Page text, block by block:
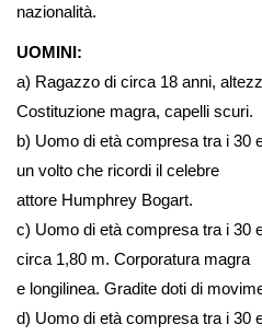
nazionalità.
UOMINI:
a) Ragazzo di circa 18 anni,
Costituzione magra, capelli scuri.
b) Uomo di età compresa tra i 30
un volto che ricordi il celebre
attore Humphrey Bogart.
c) Uomo di età compresa tra i 30
circa 1,80 m. Corporatura magra
e longilinea. Gradite doti di
d) Uomo di età compresa tra i 30